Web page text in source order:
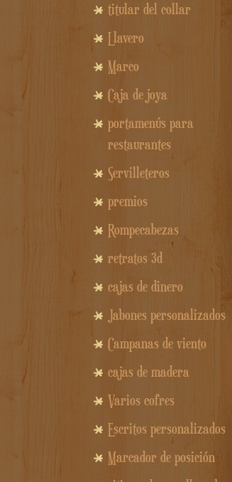
titular del collar
Llavero
Marco
Caja de joya
portamenús para
restaurantes
Servilleteros
premios
Rompecabezas
retratos 3d
cajas de dinero
Jabones personalizados
Campanas de viento
cajas de madera
Varios cofres
Escritos personalizados
Marcador de posición